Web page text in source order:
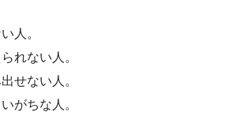
人。
れない人。
せない人。
がちな人。